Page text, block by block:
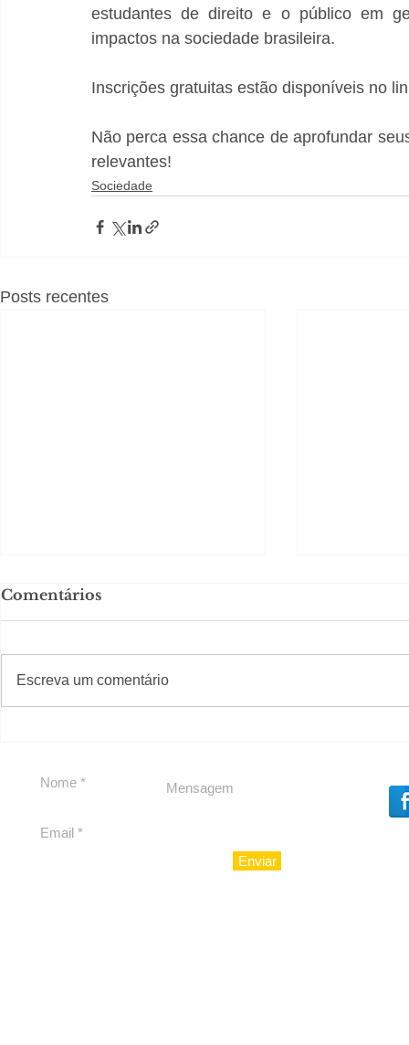
estudantes de direito e o público em
impactos na sociedade brasileira.
Inscrições gratuitas estão disponíveis no
Não perca essa chance de aprofundar
relevantes!
Sociedade
Posts recentes
Comentários
Escreva um comentário
#Sugestões
Enviar